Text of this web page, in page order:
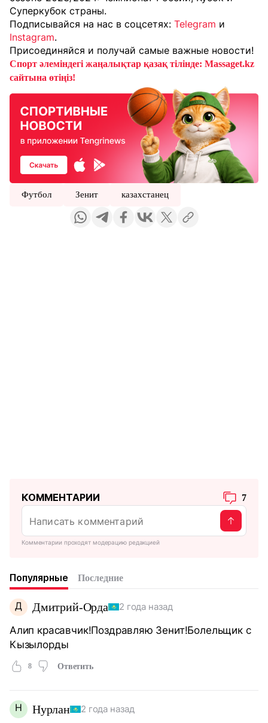
Суперкубок страны.
Подписывайся на нас в соцсетях: Telegram и
Instagram.
Присоединяйся и получай самые важные новости!
Спорт әлеміндегі жаңалықтар қазақ тілінде: Massaget.kz
сайтына өтіңіз!
Футбол Зенит казахстанец
КОММЕНТАРИИ 7
Комментарии проходят модерацию редакцией
Популярные Последние
Д Дмитрий-Орда 2 года назад
Алип красавчик!Поздравляю Зенит!Болельщик с
Кызылорды
8 Ответить
Н Нурлан 2 года назад